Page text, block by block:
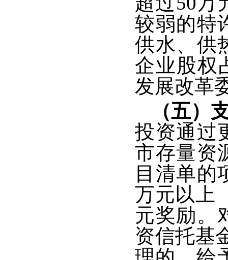
较弱的特
供水、供
企业股权
发展改革
（五）
投资通过
市存量资
目清单的
万元以上
元奖励。
资信托基